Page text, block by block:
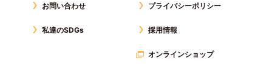
お問い合わせ
私達のSDGs
プライバシーポリシー
採用情報
オンラインショップ